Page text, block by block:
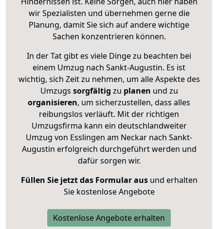
wir Spezialisten und übernehmen gerne die
Planung, damit Sie sich auf andere wichtige
Sachen konzentrieren können.
In der Tat gibt es viele Dinge zu beachten bei
einem Umzug nach Sankt-Augustin. Es ist
wichtig, sich Zeit zu nehmen, um alle Aspekte des
Umzugs sorgfältig zu planen und zu
organisieren, um sicherzustellen, dass alles
reibungslos verläuft. Mit der richtigen
Umzugsfirma kann ein deutschlandweiter
Umzug von Esslingen am Neckar nach Sankt-
Augustin erfolgreich durchgeführt werden und
dafür sorgen wir.
Füllen Sie jetzt das Formular ausund erhalten
Sie kostenlose Angebote
Kostenlose Angebote erhalten